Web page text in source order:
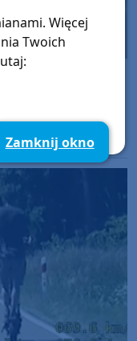
pracownika
60 tys. zł
Więcej
Twoich
Zamknij okno